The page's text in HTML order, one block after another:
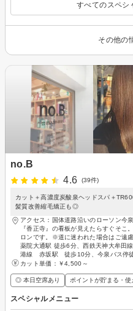
すべてのスペシ
その他の
no.B
4.6
(39件)
カット＋高濃度炭酸泉ヘッドスパ＋
髪質改善縮毛矯正も◎
アクセス：国体道路沿いのローソン今
『香正寺』の看板が見えたらすぐそこ
ロンです。※道に迷われた場合はご遠
薬院大通駅 徒歩6分、西鉄天神大牟田
港線 赤坂駅 徒歩10分、今泉バス停
カット単価： ￥4,500～
◎ 本日空席あり ポイントが貯まる・使
スペシャルメニュー